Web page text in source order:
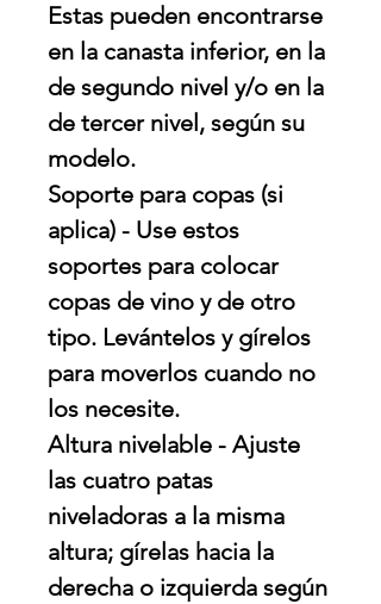
Estas pueden encontrarse
en la canasta inferior, en la
de segundo nivel y/o en la
de tercer nivel, según su
modelo.
Soporte para copas (si
aplica) - Use estos
soportes para colocar
copas de vino y de otro
tipo. Levántelos y gírelos
para moverlos cuando no
los necesite.
Altura nivelable - Ajuste
las cuatro patas
niveladoras a la misma
altura; gírelas hacia la
derecha o izquierda según